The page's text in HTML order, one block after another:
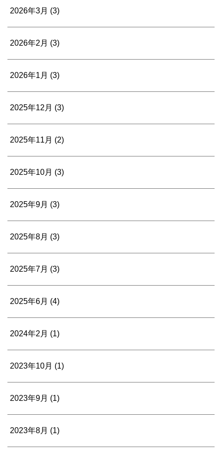
2026年3月 (3)
2026年2月 (3)
2026年1月 (3)
2025年12月 (3)
2025年11月 (2)
2025年10月 (3)
2025年9月 (3)
2025年8月 (3)
2025年7月 (3)
2025年6月 (4)
2024年2月 (1)
2023年10月 (1)
2023年9月 (1)
2023年8月 (1)